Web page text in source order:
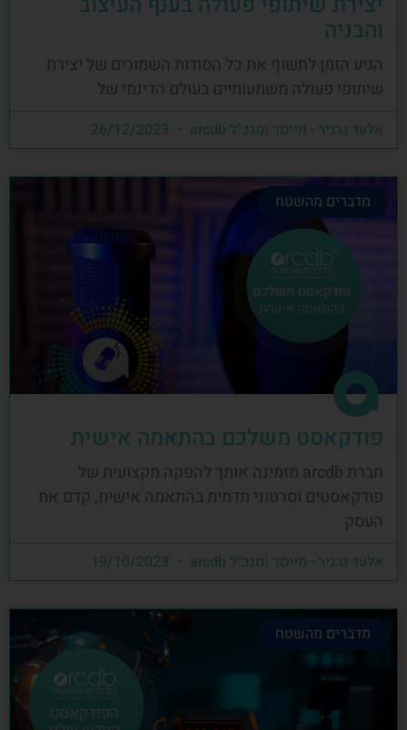
והבניה
הגיע הזמן לחשוף את כל הסודות השמורים של יצירת
שיתופי פעולה משמעותיים בעולם הדינמי של
אלעד גרגיר - מייסד ומנכ"ל arcdb
מדברים מהשטח
פודקאסט משלכם בהתאמה אישית
חברת arcdb מזמינה אותך להפקה מקצועית של
פודקאסטים וסרטוני תדמית בהתאמה אישית, קדם את
העסק
אלעד גרגיר - מייסד ומנכ"ל arcdb
מדברים מהשטח